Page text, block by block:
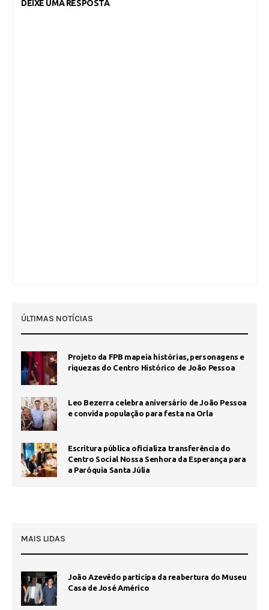
DEIXE UMA RESPOSTA
ÚLTIMAS NOTÍCIAS
Projeto da FPB mapeia histórias, personagens e
riquezas do Centro Histórico de João Pessoa
Leo Bezerra celebra aniversário de João Pessoa
e convida população para festa na Orla
Escritura pública oficializa transferência do
Centro Social Nossa Senhora da Esperança para
a Paróquia Santa Júlia
MAIS LIDAS
1
João Azevêdo participa da reabertura do Museu
Casa de José Américo